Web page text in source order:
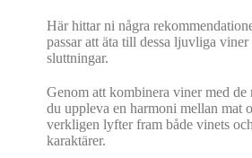
Här hittar ni några
passar att äta till dessa ljuvliga
sluttningar.
Genom att kombinera viner med de
du uppleva en harmoni mellan mat
verkligen lyfter fram både vinets
karaktärer.